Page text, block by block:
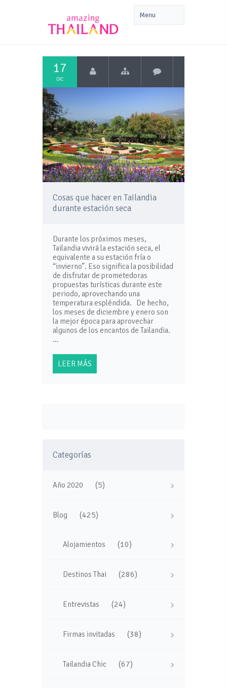
17
DIC
Cosas que hacer en Tailandia
durante estación seca
Durante los próximos meses,
Tailandia vivirá la estación seca, el
equivalente a su estación fría o
“invierno”. Eso significa la posibilidad
de disfrutar de prometedoras
propuestas turísticas durante este
periodo, aprovechando una
temperatura espléndida. De hecho,
los meses de diciembre y enero son
la mejor época para aprovechar
algunos de los encantos de Tailandia.
…
LEER MÁS
Categorías
Año 2020 (5)
Blog (425)
Alojamientos (10)
Destinos Thai (286)
Entrevistas (24)
Firmas invitadas (38)
Tailandia Chic (67)